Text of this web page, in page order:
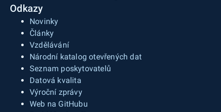
Odkazy
Novinky
Články
Vzdělávání
Národní katalog otevřených dat
Seznam poskytovatelů
Datová kvalita
Výroční zprávy
Web na GitHubu